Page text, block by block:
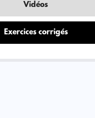
Vidéos
Exercices corrigés